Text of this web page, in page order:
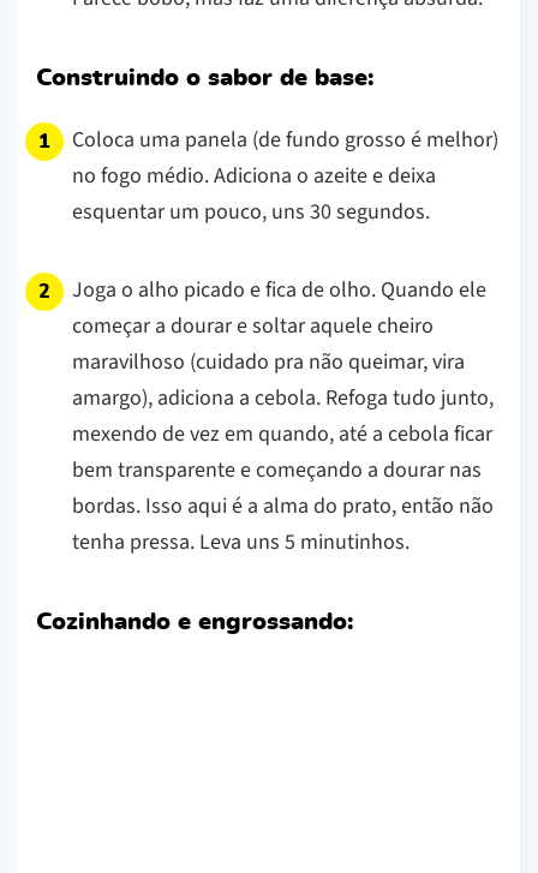
Construindo o sabor de base:
Coloca uma panela (de fundo grosso é melhor)
no fogo médio. Adiciona o azeite e deixa
esquentar um pouco, uns 30 segundos.
Joga o alho picado e fica de olho. Quando ele
começar a dourar e soltar aquele cheiro
maravilhoso (cuidado pra não queimar, vira
amargo), adiciona a cebola. Refoga tudo junto,
mexendo de vez em quando, até a cebola ficar
bem transparente e começando a dourar nas
bordas. Isso aqui é a alma do prato, então não
tenha pressa. Leva uns 5 minutinhos.
Cozinhando e engrossando: